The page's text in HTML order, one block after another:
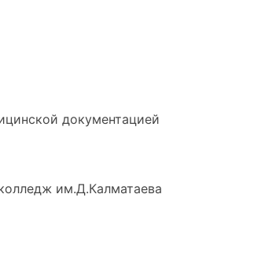
документацией
им.Д.Калматаева